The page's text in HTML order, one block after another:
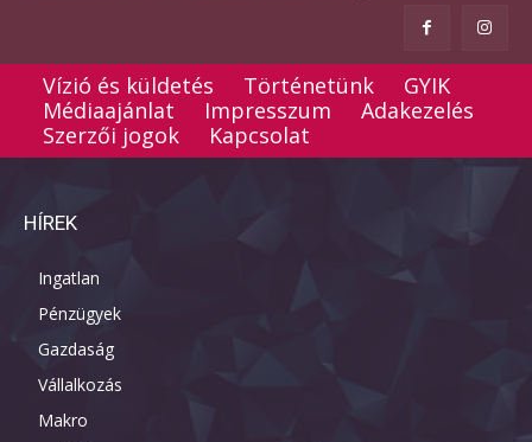
Vízió és küldetés Történetünk
GYIK
Médiaajánlat
Impresszum
Adakezelés
Szerzői jogok
Kapcsolat
HÍREK
Ingatlan
Pénzügyek
Gazdaság
Vállalkozás
Makro